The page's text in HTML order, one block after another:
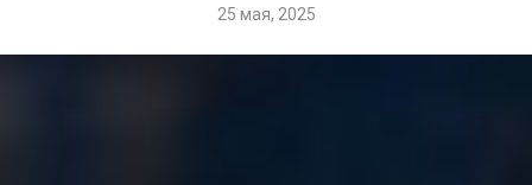
25 мая, 2025